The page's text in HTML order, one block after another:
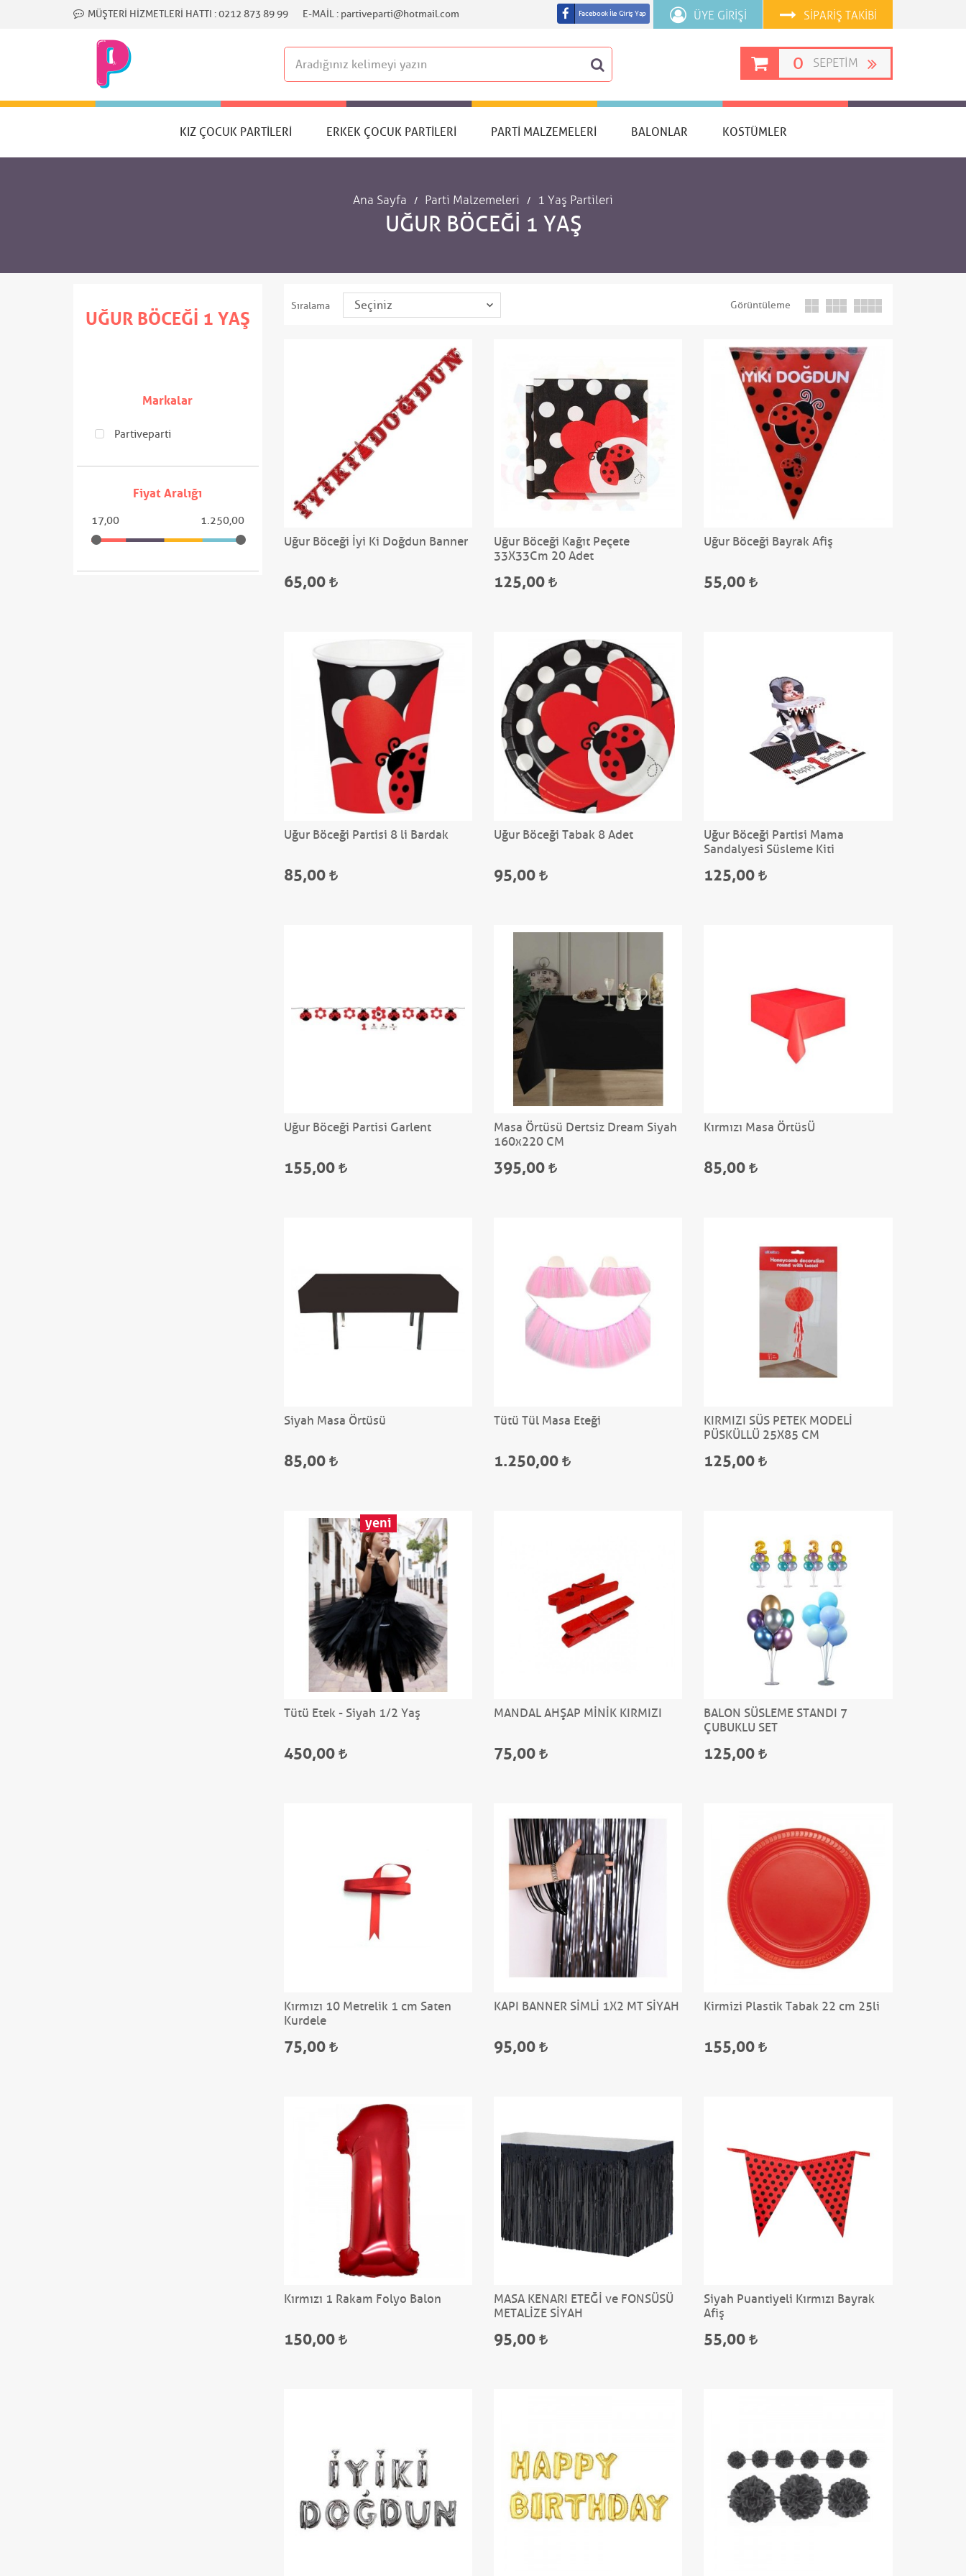
MÜŞTERI HIZMETLERI HATTI :0212 873 89 99 E-MAIL : partiveparti@hotmail.com SIPARIŞ TAKIBI
ÜYE GIRIŞI
Facebook İle Giriş Yap
0 SEPETIM
KIZ ÇOCUK PARTILERI ERKEK ÇOCUK PARTILERI PARTI MALZEMELERI BALONLAR KOSTÜMLER
Ana Sayfa Parti Malzemeleri 1 Yaş Partileri
UĞUR BÖCEĞI 1 YAŞ
UĞUR BÖCEĞI 1 YAŞ
Markalar
Partiveparti
Fiyat Aralığı
17,00 1.250,00
Sıralama Görüntüleme
Uğur Böceği İyi Ki Doğdun Banner
65,00
Uğur Böceği Kağıt Peçete
33X33Cm 20 Adet
125,00
Uğur Böceği Bayrak Afiş
55,00
Uğur Böceği Partisi 8 li Bardak
85,00
Uğur Böceği Tabak 8 Adet
95,00
Uğur Böceği Partisi Mama
Sandalyesi Süsleme Kiti
125,00
Uğur Böceği Partisi Garlent
155,00
Masa Örtüsü Dertsiz Dream Siyah
160x220 CM
395,00
Kırmızı Masa ÖrtüsÜ
85,00
Siyah Masa Örtüsü
85,00
Tütü Tül Masa Eteği
1.250,00
KIRMIZI SÜS PETEK MODELİ
PÜSKÜLLÜ 25X85 CM
125,00
yeni
Tütü Etek - Siyah 1/2 Yaş
450,00
MANDAL AHŞAP MİNİK KIRMIZI
75,00
BALON SÜSLEME STANDI 7
ÇUBUKLU SET
125,00
Kırmızı 10 Metrelik 1 cm Saten
Kurdele
75,00
KAPI BANNER SİMLİ 1X2 MT SİYAH
95,00
Kirmizi Plastik Tabak 22 cm 25li
155,00
Kırmızı 1 Rakam Folyo Balon
150,00
MASA KENARI ETEĞİ ve FONSÜSÜ
METALİZE SİYAH
95,00
Siyah Puantiyeli Kırmızı Bayrak
Afiş
55,00